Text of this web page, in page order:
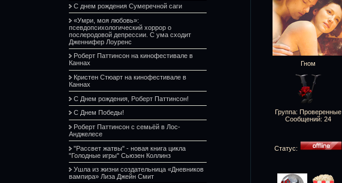
С днем рождения Сумеречной саги
«Умри, моя любовь»:
псевдопсихологический хоррор о
послеродовой депрессии. С ума сходит
Дженнифер Лоуренс
Роберт Паттинсон на кинофестивале в
Каннах
Кристен Стюарт на кинофестивале в
Каннах
С Днем рождения, Роберт Паттинсон!
С Днем Победы!
Роберт Паттинсон с семьёй в Лос-
Анджелесе
"Рассвет жатвы" - новая книга цикла
"Голодные игры" Сьюзен Коллинз
Ушла из жизни создательница «Дневников
вампира» Лиза Джейн Смит
Гном
Группа: Проверенные
Сообщений: 24
Статус: